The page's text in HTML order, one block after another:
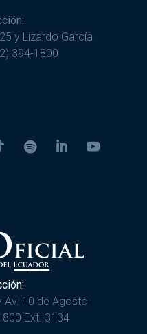
y Lizardo García
394-1800
Av. 10 de Agosto
Ext. 3134